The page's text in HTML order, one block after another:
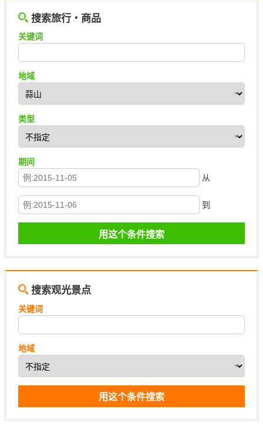
搜索旅行・商品
关键词
地域
类型
期间
从
到
搜索观光景点
关键词
地域